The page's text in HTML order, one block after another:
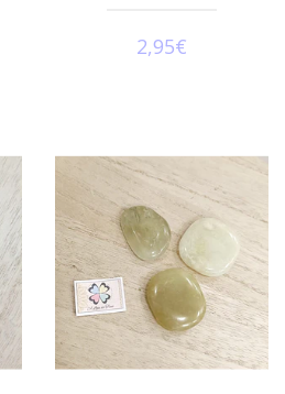
2,95€